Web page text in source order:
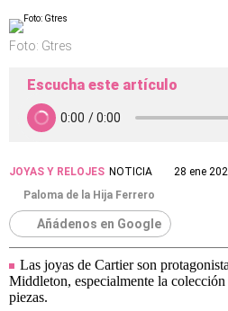
Foto: Gtres
Escucha este artículo
JOYAS Y RELOJES NOTICIA
28 ene
Paloma de la Hija Ferrero
Añádenos en Google
Las joyas de Cartier son
Middleton, especialmente la
piezas.